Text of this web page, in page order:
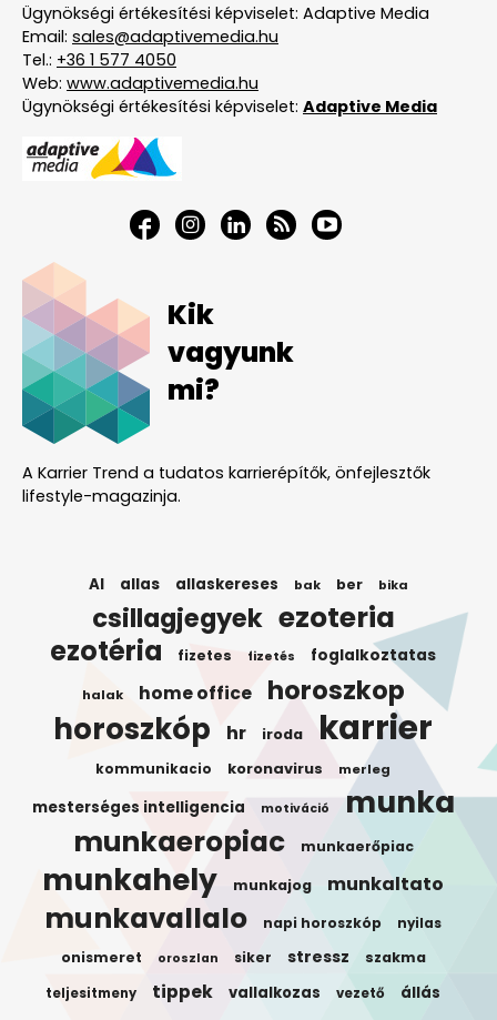
Ügynökségi értékesítési képviselet: Adaptive Media
Email: sales@adaptivemedia.hu
Tel.: +36 1 577 4050
Web: www.adaptivemedia.hu
Ügynökségi értékesítési képviselet: Adaptive Media
Kik
vagyunk
mi?
A Karrier Trend a tudatos karrierépítők, önfejlesztők
lifestyle-magazinja.
AI allas allaskereses bak ber bika
csillagjegyek ezoteria
ezotéria fizetes fizetés foglalkoztatas
halak home office horoszkop
horoszkóp hr iroda karrier
kommunikacio koronavirus merleg
mesterséges intelligencia motiváció munka
munkaeropiac munkaerőpiac
munkahely munkajog munkaltato
munkavallalo napi horoszkóp nyilas
onismeret oroszlan siker stressz szakma
teljesitmeny tippek vallalkozas vezető állás